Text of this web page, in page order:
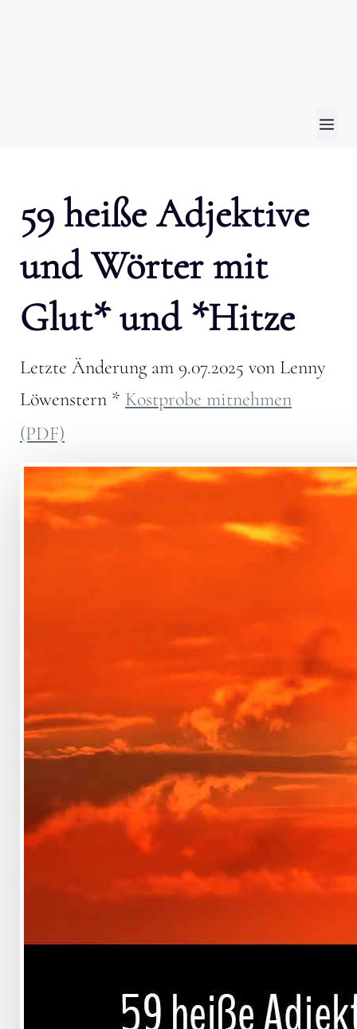
59 heiße Adjektive
und Wörter mit
Glut* und *Hitze
Letzte Änderung am 9.07.2025 von Lenny
Löwenstern * Kostprobe mitnehmen
(PDF)